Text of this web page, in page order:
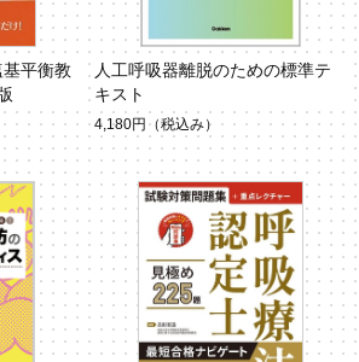
平衡教
人工呼吸器離脱のための標準テ
キスト
4,180円 （税込み）